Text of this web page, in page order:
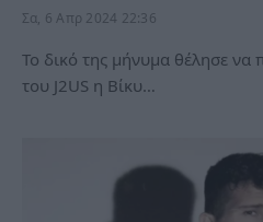
Σα, 6 Απρ 2024 22:36
Το δικό της μήνυμα θέλησε να
του J2US η Βίκυ…